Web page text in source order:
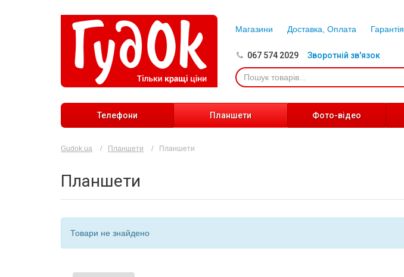
Магазини Доставка, Оплата Гарантія
067 574 2029 Зворотній зв'язок
Телефони Планшети Фото-відео
Gudok.ua Планшети Планшети
Планшети
Товари не знайдено